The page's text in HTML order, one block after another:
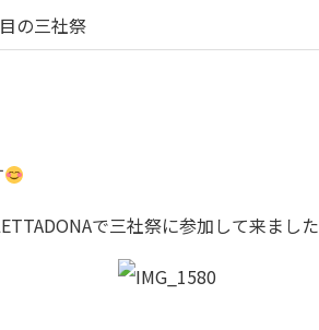
の三社祭
で三社祭に参加して来ました